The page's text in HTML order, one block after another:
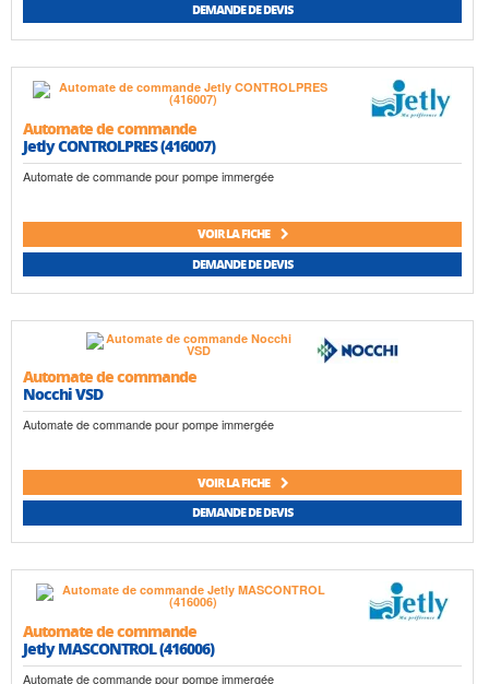
DEMANDE DE DEVIS
Automate de commande
Jetly CONTROLPRES (416007)
Automate de commande pour pompe immergée
VOIR LA FICHE
DEMANDE DE DEVIS
Automate de commande
Nocchi VSD
Automate de commande pour pompe immergée
VOIR LA FICHE
DEMANDE DE DEVIS
Automate de commande
Jetly MASCONTROL (416006)
Automate de commande pour pompe immergée